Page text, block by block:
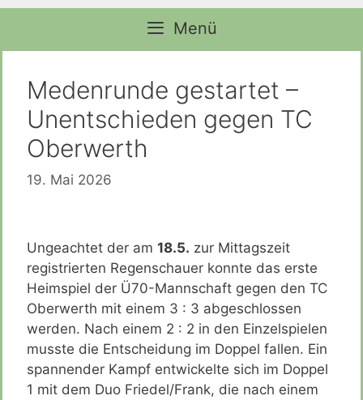
Menü
Medenrunde gestartet –
Unentschieden gegen TC
Oberwerth
19. Mai 2026
Ungeachtet der am 18.5. zur Mittagszeit
registrierten Regenschauer konnte das erste
Heimspiel der Ü70-Mannschaft gegen den TC
Oberwerth mit einem 3 : 3 abgeschlossen
werden. Nach einem 2 : 2 in den Einzelspielen
musste die Entscheidung im Doppel fallen. Ein
spannender Kampf entwickelte sich im Doppel
1 mit dem Duo Friedel/Frank, die nach einem